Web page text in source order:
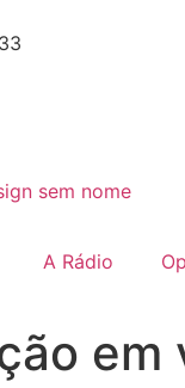
A Rádio
em